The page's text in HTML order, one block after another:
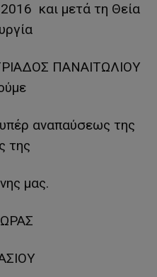
και μετά τη Θεία
ΠΑΝΑΙΤΩΛΙΟΥ
αναπαύσεως της
της
μας.